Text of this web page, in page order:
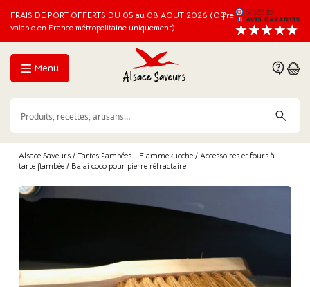
FRAIS DE PORT OFFERTS DU 05 au 08 AOUT 2026 (Offre
valable en France métropolitaine uniquement)
Menu
Alsace Saveurs / Tartes flambées - Flammekueche / Accessoires et fours à
tarte flambée / Balai coco pour pierre réfractaire